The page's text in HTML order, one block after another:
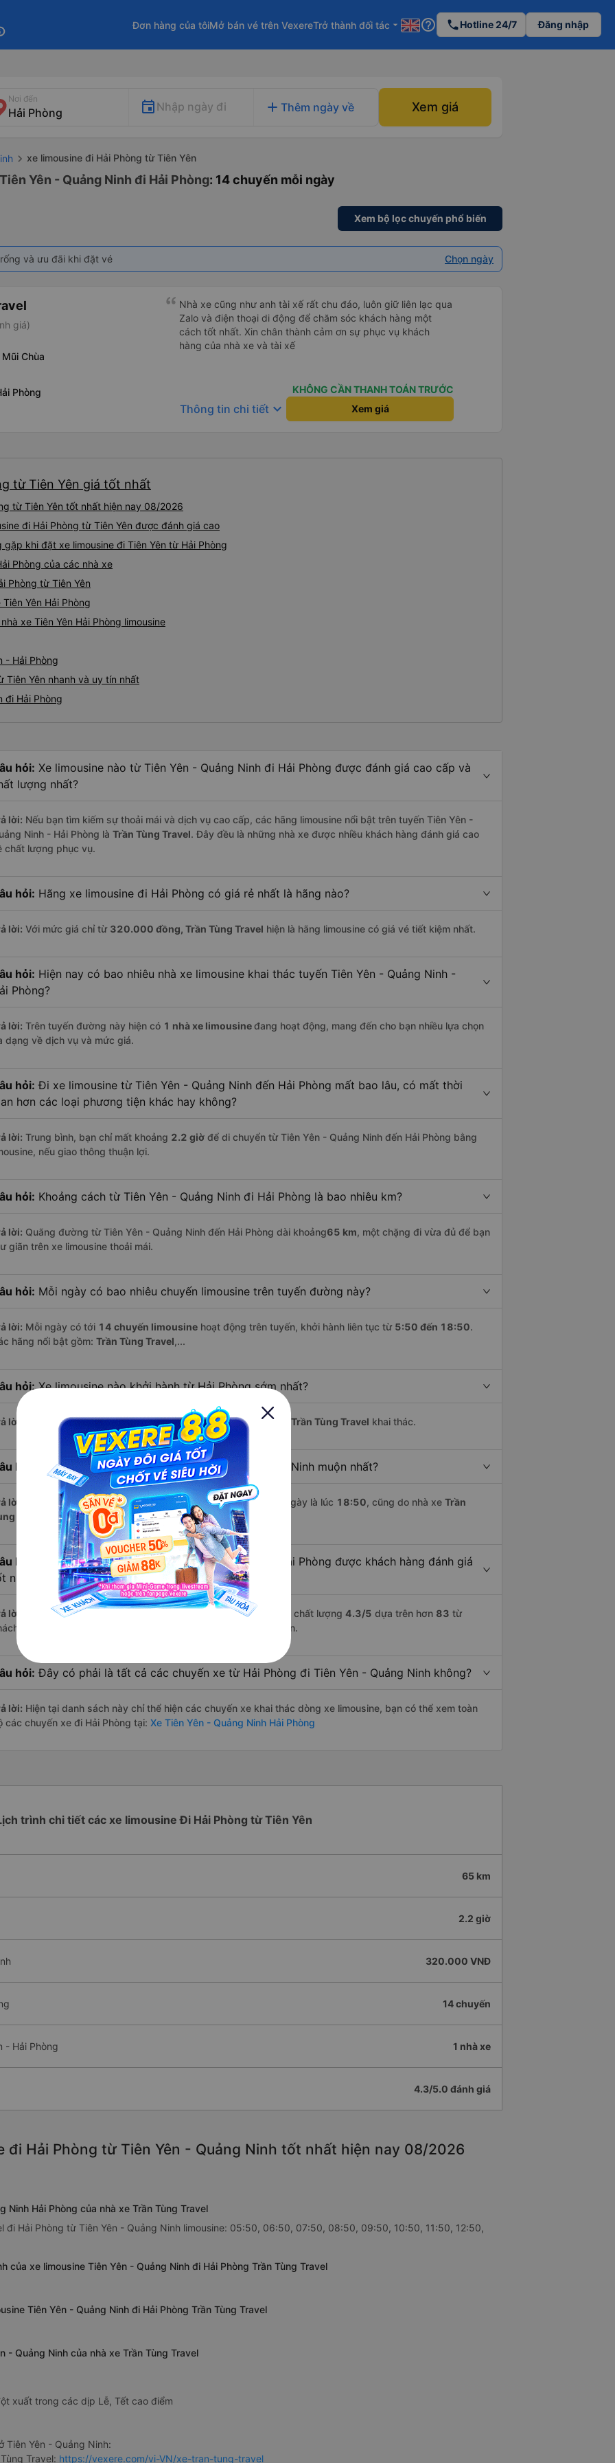
Đơn hàng của tôiMở bán vé trên VexereTrở thành đối tác arrow_drop_down help_outline phoneHotline 24/7 Đăng nhập
Nơi đến
Nhập ngày đi add Thêm ngày về Xem giá
xe limousine đi Hải Phòng từ Tiên Yên
Yên - Quảng Ninh đi Hải Phòng: 14 chuyến mỗi ngày
Xem bộ lọc chuyến phổ biến
và ưu đãi khi đặt vé Chọn ngày
giá)
Chùa
Phòng
Nhà xe cũng như anh tài xế rất chu đáo, luôn giữ liên lạc qua
Zalo và điện thoại di động để chăm sóc khách hàng một
cách tốt nhất. Xin chân thành cảm ơn sự phục vụ khách
hàng của nhà xe và tài xế
KHÔNG CẦN THANH TOÁN TRƯỚC
Thông tin chi tiết keyboard_arrow_down Xem giá
từ Tiên Yên giá tốt nhất
từ Tiên Yên tốt nhất hiện nay 08/2026
đi Hải Phòng từ Tiên Yên được đánh giá cao
khi đặt xe limousine đi Tiên Yên từ Hải Phòng
Phòng của các nhà xe
Phòng từ Tiên Yên
Yên Hải Phòng
xe Tiên Yên Hải Phòng limousine
- Hải Phòng
Tiên Yên nhanh và uy tín nhất
đi Hải Phòng
hỏi: Xe limousine nào từ Tiên Yên - Quảng Ninh đi Hải Phòng được đánh giá cao cấp và
lượng nhất?
lời: Nếu bạn tìm kiếm sự thoải mái và dịch vụ cao cấp, các hãng limousine nổi bật trên tuyến Tiên Yên -
Ninh - Hải Phòng là Trần Tùng Travel. Đây đều là những nhà xe được nhiều khách hàng đánh giá cao
chất lượng phục vụ.
hỏi: Hãng xe limousine đi Hải Phòng có giá rẻ nhất là hãng nào?
lời: Với mức giá chỉ từ 320.000 đồng, Trần Tùng Travel hiện là hãng limousine có giá vé tiết kiệm nhất.
hỏi: Hiện nay có bao nhiêu nhà xe limousine khai thác tuyến Tiên Yên - Quảng Ninh -
Phòng?
lời: Trên tuyến đường này hiện có 1 nhà xe limousineđang hoạt động, mang đến cho bạn nhiều lựa chọn
dạng về dịch vụ và mức giá.
hỏi: Đi xe limousine từ Tiên Yên - Quảng Ninh đến Hải Phòng mất bao lâu, có mất thời
hơn các loại phương tiện khác hay không?
lời: Trung bình, bạn chỉ mất khoảng 2.2 giờ để di chuyển từ Tiên Yên - Quảng Ninh đến Hải Phòng bằng
nếu giao thông thuận lợi.
hỏi: Khoảng cách từ Tiên Yên - Quảng Ninh đi Hải Phòng là bao nhiêu km?
lời: Quãng đường từ Tiên Yên - Quảng Ninh đến Hải Phòng dài khoảng65 km, một chặng đi vừa đủ để bạn
giãn trên xe limousine thoải mái.
hỏi: Mỗi ngày có bao nhiêu chuyến limousine trên tuyến đường này?
lời: Mỗi ngày có tới 14 chuyến limousine hoạt động trên tuyến, khởi hành liên tục từ 5:50 đến 18:50.
hãng nổi bật gồm: Trần Tùng Travel,...
hỏi:Xe limousine nào khởi hành từ Hải Phòng sớm nhất?
lời: Chuyến limousine sớm nhất khởi hành lúc5:50, do nhà xe Trần Tùng Travel khai thác.
hỏi: Xe limousine nào khởi hành từ Tiên Yên - Quảng Ninh muộn nhất?
lời: Nếu bạn muốn đi chuyến muộn, lựa chọn cuối cùng trong ngày là lúc 18:50, cũng do nhà xe Trần
Travel
vận hành.
hỏi:
Xe limousine nào từ Tiên Yên - Quảng Ninh đi Hải Phòng được khách hàng đánh giá
nhất?
lời: Trong số các hãng, nổi bật nhất với điểm chất lượng 4.3/5 dựa trên hơn 83 từ
hàng – một con số minh chứng cho dịch vụ cao cấp và uy tín.
hỏi: Đây có phải là tất cả các chuyến xe từ Hải Phòng đi Tiên Yên - Quảng Ninh không?
lời: Hiện tại danh sách này chỉ thể hiện các chuyến xe khai thác dòng xe limousine, bạn có thể xem toàn
các chuyến xe đi Hải Phòng tại: Xe Tiên Yên - Quảng Ninh Hải Phòng
trình chi tiết các xe limousine Đi Hải Phòng từ Tiên Yên
65 km
2.2 giờ
320.000 VNĐ
14 chuyến
- Hải Phòng 1 nhà xe
4.3/5.0 đánh giá
đi Hải Phòng từ Tiên Yên - Quảng Ninh tốt nhất hiện nay 08/2026
Ninh Hải Phòng của nhà xe Trần Tùng Travel
đi Hải Phòng từ Tiên Yên - Quảng Ninh limousine: 05:50, 06:50, 07:50, 08:50, 09:50, 10:50, 11:50, 12:50,
của xe limousine Tiên Yên - Quảng Ninh đi Hải Phòng Trần Tùng Travel
Tiên Yên - Quảng Ninh đi Hải Phòng Trần Tùng Travel
- Quảng Ninh của nhà xe Trần Tùng Travel
xuất trong các dịp Lễ, Tết cao điểm
Tiên Yên - Quảng Ninh:
Travel: https://vexere.com/vi-VN/xe-tran-tung-travel